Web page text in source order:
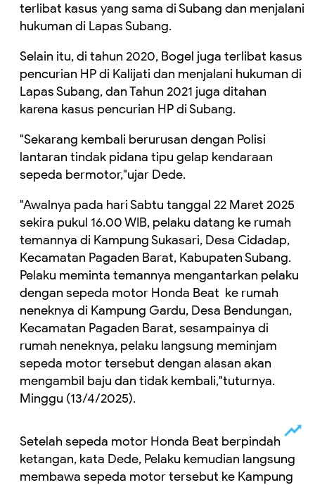
terlibat kasus yang sama di Subang dan menjalani
hukuman di Lapas Subang.
Selain itu, di tahun 2020, Bogel juga terlibat kasus
pencurian HP di Kalijati dan menjalani hukuman di
Lapas Subang, dan Tahun 2021 juga ditahan
karena kasus pencurian HP di Subang.
"Sekarang kembali berurusan dengan Polisi
lantaran tindak pidana tipu gelap kendaraan
sepeda bermotor,"ujar Dede.
"Awalnya pada hari Sabtu tanggal 22 Maret 2025
sekira pukul 16.00 WIB, pelaku datang ke rumah
temannya di Kampung Sukasari, Desa Cidadap,
Kecamatan Pagaden Barat, Kabupaten Subang.
Pelaku meminta temannya mengantarkan pelaku
dengan sepeda motor Honda Beat ke rumah
neneknya di Kampung Gardu, Desa Bendungan,
Kecamatan Pagaden Barat, sesampainya di
rumah neneknya, pelaku langsung meminjam
sepeda motor tersebut dengan alasan akan
mengambil baju dan tidak kembali,"tuturnya.
Minggu (13/4/2025).
Setelah sepeda motor Honda Beat berpindah
ketangan, kata Dede, Pelaku kemudian langsung
membawa sepeda motor tersebut ke Kampung